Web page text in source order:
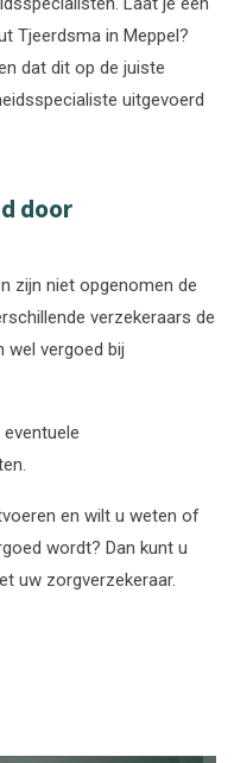
Tjeerdsma in Meppel?
dat dit op de juiste
uitgevoerd
door
zijn niet opgenomen de
verzekeraars de
wel vergoed bij
en wilt u weten of
wordt? Dan kunt u
uw zorgverzekeraar.